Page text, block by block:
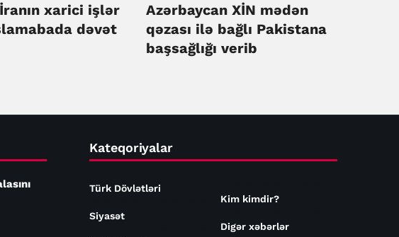
xarici işlər
dəvət
Azərbaycan XİN mədən
qəzası ilə bağlı Pakistana
başsağlığı verib
Kateqoriyalar
Türk Dövlətləri
Siyasət
Kim kimdir?
Digər xəbərlər